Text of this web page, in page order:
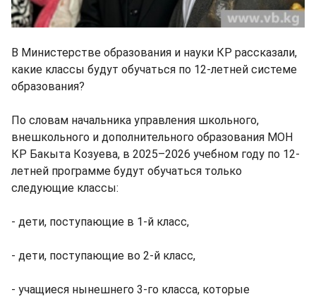
В Министерстве образования и науки КР рассказали,
какие классы будут обучаться по 12-летней системе
образования?
По словам начальника управления школьного,
внешкольного и дополнительного образования МОН
КР Бакыта Козуева, в 2025–2026 учебном году по 12-
летней программе будут обучаться только
следующие классы:
- дети, поступающие в 1-й класс,
- дети, поступающие во 2-й класс,
- учащиеся нынешнего 3-го класса, которые